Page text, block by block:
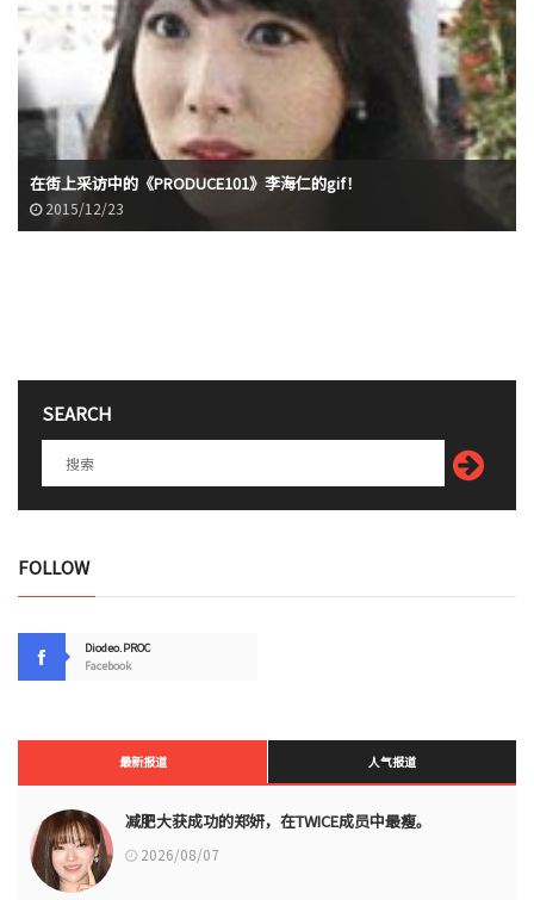
在街上采访中的《PRODUCE101》李海仁的gif！
2015/12/23
SEARCH
FOLLOW
Diodeo.PROC
Facebook
最新报道 人气报道
减肥大获成功的郑妍，在TWICE成员中最瘦。
2026/08/07